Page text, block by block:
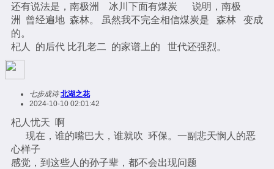
还有说法是，南极洲 冰川下面有煤炭 说明，南极
洲 曾经遍地 森林。 虽然我不完全相信煤炭是 森林 变成
的。
杞人 的后代 比孔老二 的家谱上的 世代还强烈。
七步成诗 北湖之花
2024-10-10 02:01:42
杞人忧天 啊
现在，谁的嘴巴大，谁就吹 环保。一副悲天悯人的恶
心样子
感觉，到这些人的孙子辈，都不会出现问题